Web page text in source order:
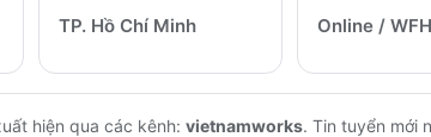
TP. Hồ Chí Minh Online / WFH
hiện qua các kênh: vietnamworks. Tin tuyển mới